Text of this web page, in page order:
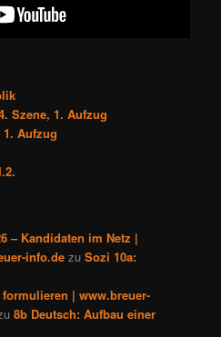
Szene, 1. Aufzug
1. Aufzug
– Kandidaten im Netz |
info.de zuSozi 10a:
| www.breuer-
8b Deutsch: Aufbau einer